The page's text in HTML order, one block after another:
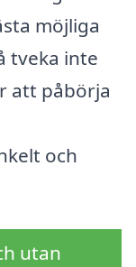
möjliga
tveka inte
att påbörja
och
utan